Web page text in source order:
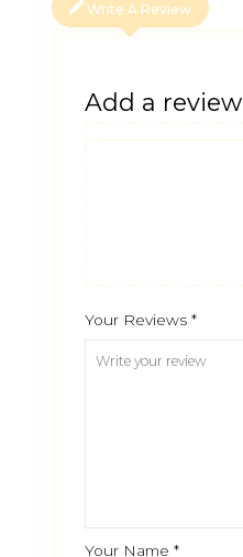
Write A Review
Add a review
Your Reviews*
Your Name*